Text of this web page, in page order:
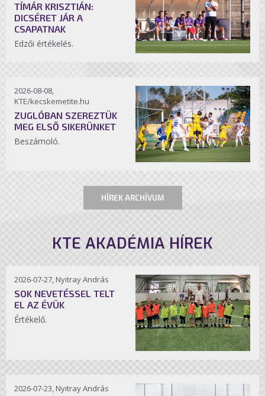
TÍMÁR KRISZTIÁN:
DICSÉRET JÁR A
CSAPATNAK
Edzői értékelés.
2026-08-08,
KTE/kecskemetite.hu
ZUGLÓBAN SZEREZTÜK
MEG ELSŐ SIKERÜNKET
Beszámoló.
HÍREK ARCHÍVUM
KTE AKADÉMIA HÍREK
2026-07-27, Nyitray András
SOK NEVETÉSSEL TELT
EL AZ ÉVÜK
Értékelő.
2026-07-23, Nyitray András